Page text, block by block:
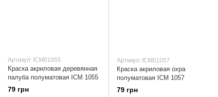
Артикул: ICM01055
Краска акриловая деревянная
палуба полуматовая ICM 1055
79 грн
Артикул: ICM01057
Краска акриловая охра
полуматовая ICM 1057
79 грн